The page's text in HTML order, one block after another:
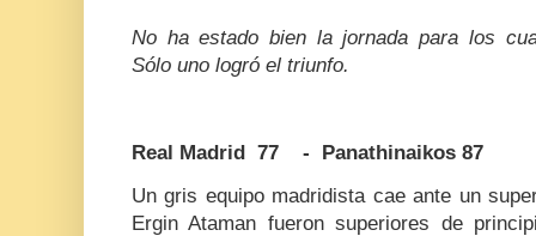
No ha estado bien la jornada para los
Sólo uno logró el triunfo.
Real Madrid 77 - Panathinaikos 87
Un gris equipo madridista cae ante un
Ergin Ataman fueron superiores de